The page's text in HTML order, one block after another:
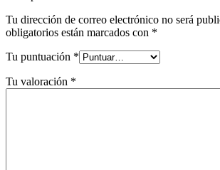
Tu dirección de correo electrónico no será
obligatorios están marcados con *
Tu puntuación *
Tu valoración *